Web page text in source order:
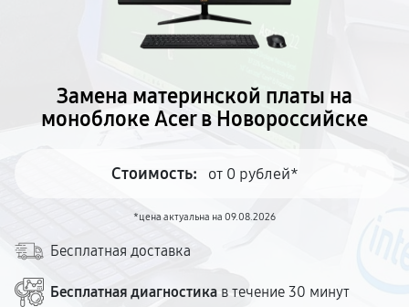
Замена материнской платы на
моноблоке Acer в Новороссийске
Стоимость: от 0 рублей*
*цена актуальна на 09.08.2026
Бесплатная доставка
Бесплатная диагностика в течение 30 минут